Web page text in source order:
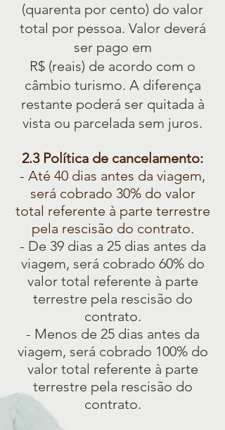
(quarenta por cento) do valor
total por pessoa. Valor deverá
ser pago em
R$ (reais) de acordo com o
câmbio turismo. A diferença
restante poderá ser quitada à
vista ou parcelada sem juros.
2.3 Política de cancelamento:
- Até 40 dias antes da viagem,
será cobrado 30% do valor
total referente à parte terrestre
pela rescisão do contrato.
- De 39 dias a 25 dias antes da
viagem, será cobrado 60% do
valor total referente à parte
terrestre pela rescisão do
contrato.
- Menos de 25 dias antes da
viagem, será cobrado 100% do
valor total referente à parte
terrestre pela rescisão do
contrato.